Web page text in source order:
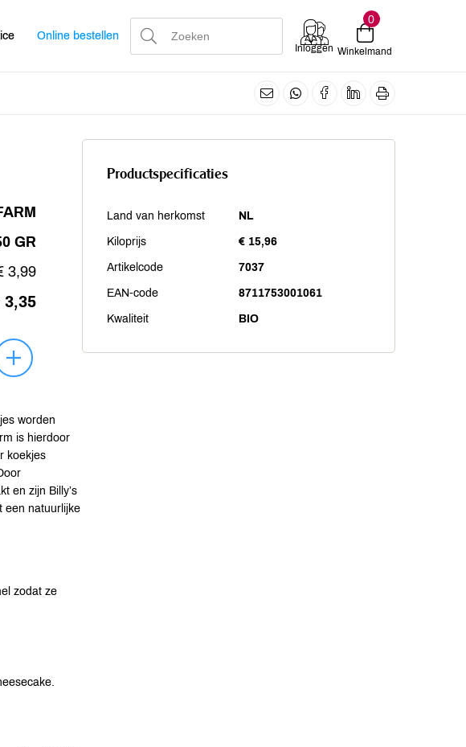
Online bestellen
Inloggen
0
Winkelmand
GR
3,99
3,35
worden
is hierdoor
koekjes
en zijn Billy’s
een natuurlijke
zodat ze
Productspecificaties
Land van herkomst NL
Kiloprijs € 15,96
Artikelcode 7037
EAN-code 8711753001061
Kwaliteit BIO